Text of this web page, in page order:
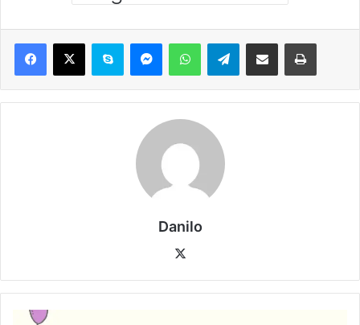
Danilo